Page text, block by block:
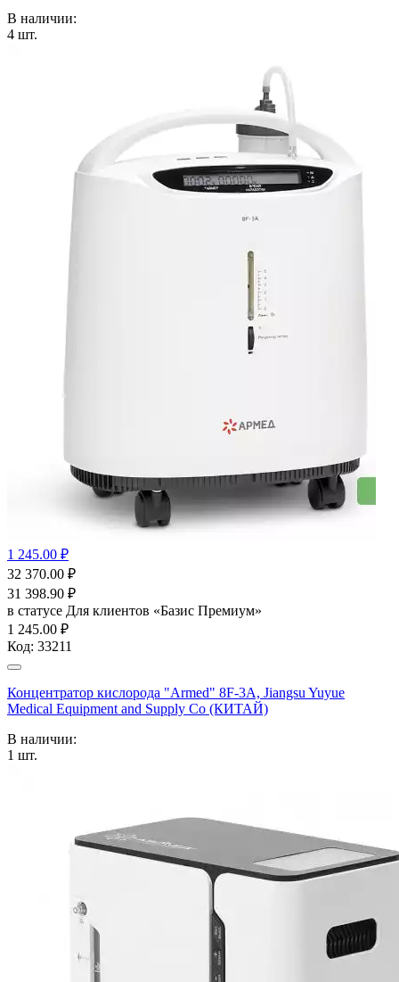
В наличии:
4 шт.
1 245.00 ₽
32 370.00 ₽
31 398.90 ₽
в статусе Для клиентов «Базис Премиум»
1 245.00 ₽
Код: 33211
Концентратор кислорода "Armed" 8F-3А, Jiangsu Yuyue
Medical Equipment and Supply Co (КИТАЙ)
В наличии:
1 шт.